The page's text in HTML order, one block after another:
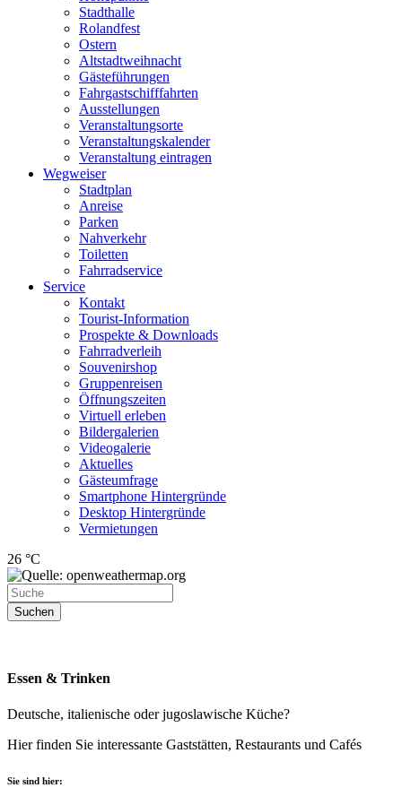
Stadthalle
Rolandfest
Ostern
Altstadtweihnacht
Gästeführungen
Fahrgastschifffahrten
Ausstellungen
Veranstaltungsorte
Veranstaltungskalender
Veranstaltung eintragen
Wegweiser
Stadtplan
Anreise
Parken
Nahverkehr
Toiletten
Fahrradservice
Service
Kontakt
Tourist-Information
Prospekte & Downloads
Fahrradverleih
Souvenirshop
Gruppenreisen
Öffnungszeiten
Virtuell erleben
Bildergalerien
Videogalerie
Aktuelles
Gästeumfrage
Smartphone Hintergründe
Desktop Hintergründe
Vermietungen
26 °C
Suchen
Essen & Trinken
Deutsche, italienische oder jugoslawische Küche?
Hier finden Sie interessante Gaststätten, Restaurants und Cafés
Sie sind hier: